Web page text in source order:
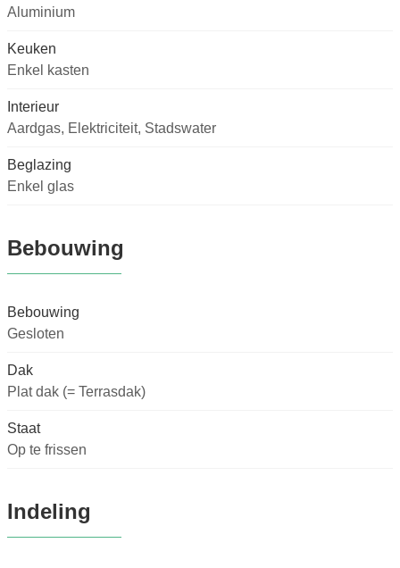
Aluminium
Keuken
Enkel kasten
Interieur
Aardgas, Elektriciteit, Stadswater
Beglazing
Enkel glas
Bebouwing
Bebouwing
Gesloten
Dak
Plat dak (= Terrasdak)
Staat
Op te frissen
Indeling